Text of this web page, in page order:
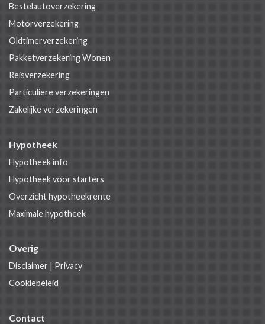
Bestelautoverzekering
Motorverzekering
Oldtimerverzekering
Pakketverzekering Wonen
Reisverzekering
Particuliere verzekeringen
Zakelijke verzekeringen
Hypotheek
Hypotheek info
Hypotheek voor starters
Overzicht hypotheekrente
Maximale hypotheek
Overig
Disclaimer | Privacy
Cookiebeleid
Contact